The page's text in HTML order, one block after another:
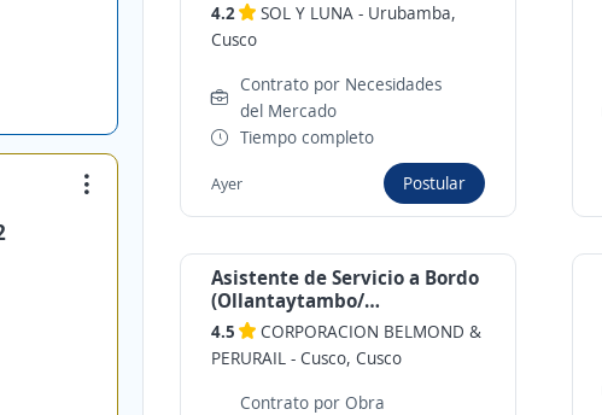
4.2 SOL Y LUNA - Urubamba,
Cusco
Contrato por Necesidades
del Mercado
Tiempo completo
Ayer Postular
Asistente de Servicio a Bordo
(Ollantaytambo/
Machupicchu/Cusco)
4.5
CORPORACION BELMOND &
PERURAIL -Cusco, Cusco
Contrato por Obra